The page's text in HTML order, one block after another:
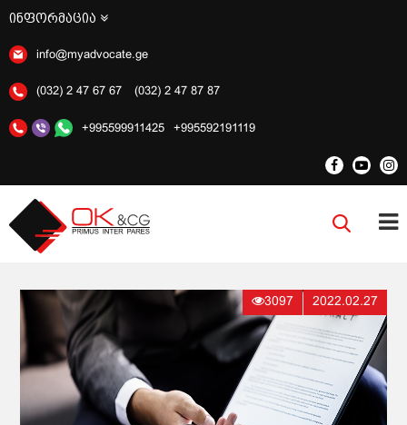
ინფორმაცია
info@myadvocate.ge
(032) 2 47 67 67 (032) 2 47 87 87
+995599911425 +995592191119
3097 2022.02.27